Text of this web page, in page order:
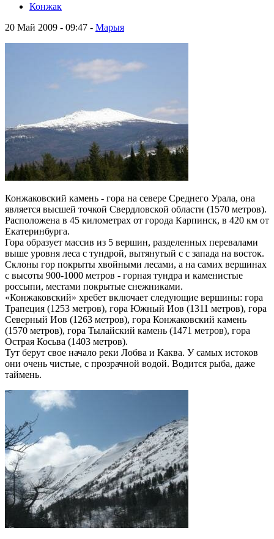
Конжак
20 Май 2009 - 09:47 - Марыя
Конжаковский камень - гора на севере Среднего Урала, она
является высшей точкой Свердловской области (1570 метров).
Расположена в 45 километрах от города Карпинск, в 420 км от
Екатеринбурга.
Гора образует массив из 5 вершин, разделенных перевалами
выше уровня леса с тундрой, вытянутый с с запада на восток.
Склоны гор покрыты хвойными лесами, а на самих вершинах
с высоты 900-1000 метров - горная тундра и каменистые
россыпи, местами покрытые снежниками.
«Конжаковский» хребет включает следующие вершины: гора
Трапеция (1253 метров), гора Южный Иов (1311 метров), гора
Северный Иов (1263 метров), гора Конжаковский камень
(1570 метров), гора Тылайский камень (1471 метров), гора
Острая Косьва (1403 метров).
Тут берут свое начало реки Лобва и Каква. У самых истоков
они очень чистые, с прозрачной водой. Водится рыба, даже
таймень.